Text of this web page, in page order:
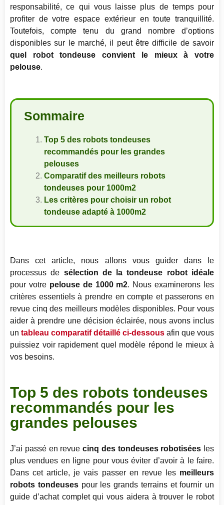
responsabilité, ce qui vous laisse plus de temps pour
profiter de votre espace extérieur en toute tranquillité.
Toutefois, compte tenu du grand nombre d’options
disponibles sur le marché, il peut être difficile de savoir
quel robot tondeuse convient le mieux à votre
pelouse.
Sommaire
Top 5 des robots tondeuses
recommandés pour les grandes
pelouses
Comparatif des meilleurs robots
tondeuses pour 1000m2
Les critères pour choisir un robot
tondeuse adapté à 1000m2
Dans cet article, nous allons vous guider dans le
processus de sélection de la tondeuse robot idéale
pour votre pelouse de 1000 m2. Nous examinerons les
critères essentiels à prendre en compte et passerons en
revue cinq des meilleurs modèles disponibles. Pour vous
aider à prendre une décision éclairée, nous avons inclus
un tableau comparatif détaillé ci-dessous afin que vous
puissiez voir rapidement quel modèle répond le mieux à
vos besoins.
Top 5 des robots tondeuses
recommandés pour les
grandes pelouses
J’ai passé en revue cinq des tondeuses robotisées les
plus vendues en ligne pour vous éviter d’avoir à le faire.
Dans cet article, je vais passer en revue les meilleurs
robots tondeusespour les grands terrains et fournir un
guide d’achat complet qui vous aidera à trouver le robot